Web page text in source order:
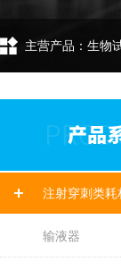
主营产品：生物
注射穿刺类耗
输液器